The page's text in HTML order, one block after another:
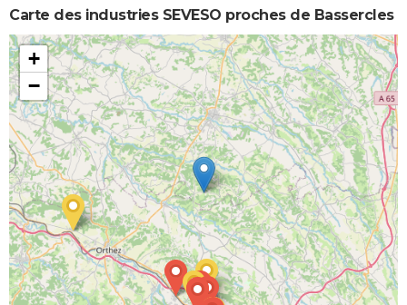
Carte des industries SEVESO proches de Bassercles
+
−